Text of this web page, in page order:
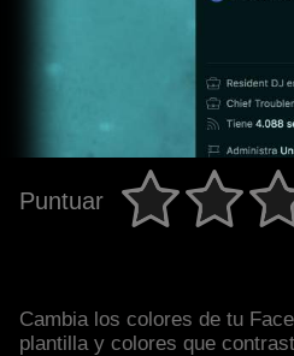
Puntuar
Cambia los colores de tu
plantilla y colores que